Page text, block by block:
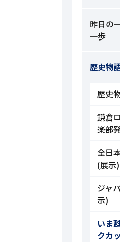
昨日の
一歩
歴史物
歴史
鎌倉
楽部
全日
(展示)
ジャ
示)
いま
クカ